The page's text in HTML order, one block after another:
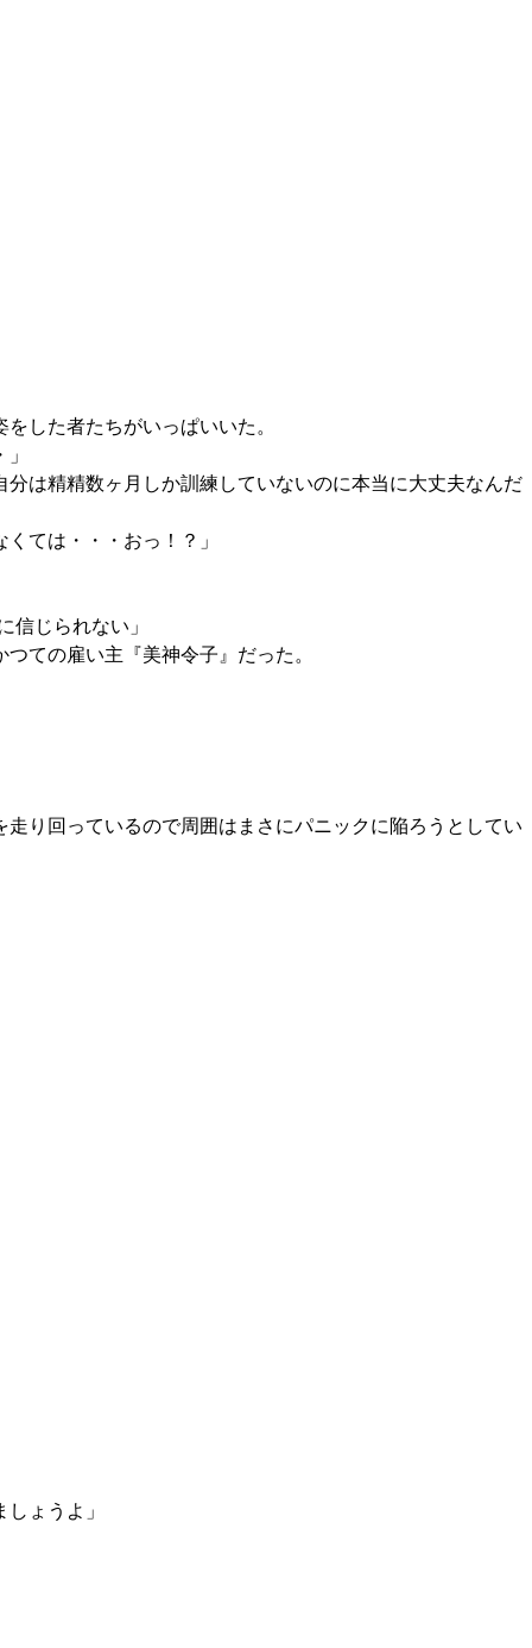
した者たちがいっぱいいた。
は精精数ヶ月しか訓練していないのに本当に大丈夫なんだ
ては・・・おっ！？」
じられない」
ての雇い主『美神令子』だった。
り回っているので周囲はまさにパニックに陥ろうとしてい
ょうよ」